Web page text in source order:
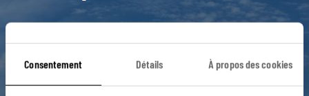
Consentement Détails À propos des cookies
Jaen Arcos de la Frontera Cadix